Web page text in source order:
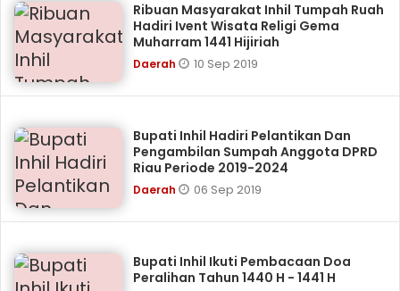
Ribuan Masyarakat Inhil Tumpah Ruah
Hadiri Ivent Wisata Religi Gema
Muharram 1441 Hijiriah
Daerah 10 Sep 2019
Bupati Inhil Hadiri Pelantikan Dan
Pengambilan Sumpah Anggota DPRD
Riau Periode 2019-2024
Daerah 06 Sep 2019
Bupati Inhil Ikuti Pembacaan Doa
Peralihan Tahun 1440 H - 1441 H